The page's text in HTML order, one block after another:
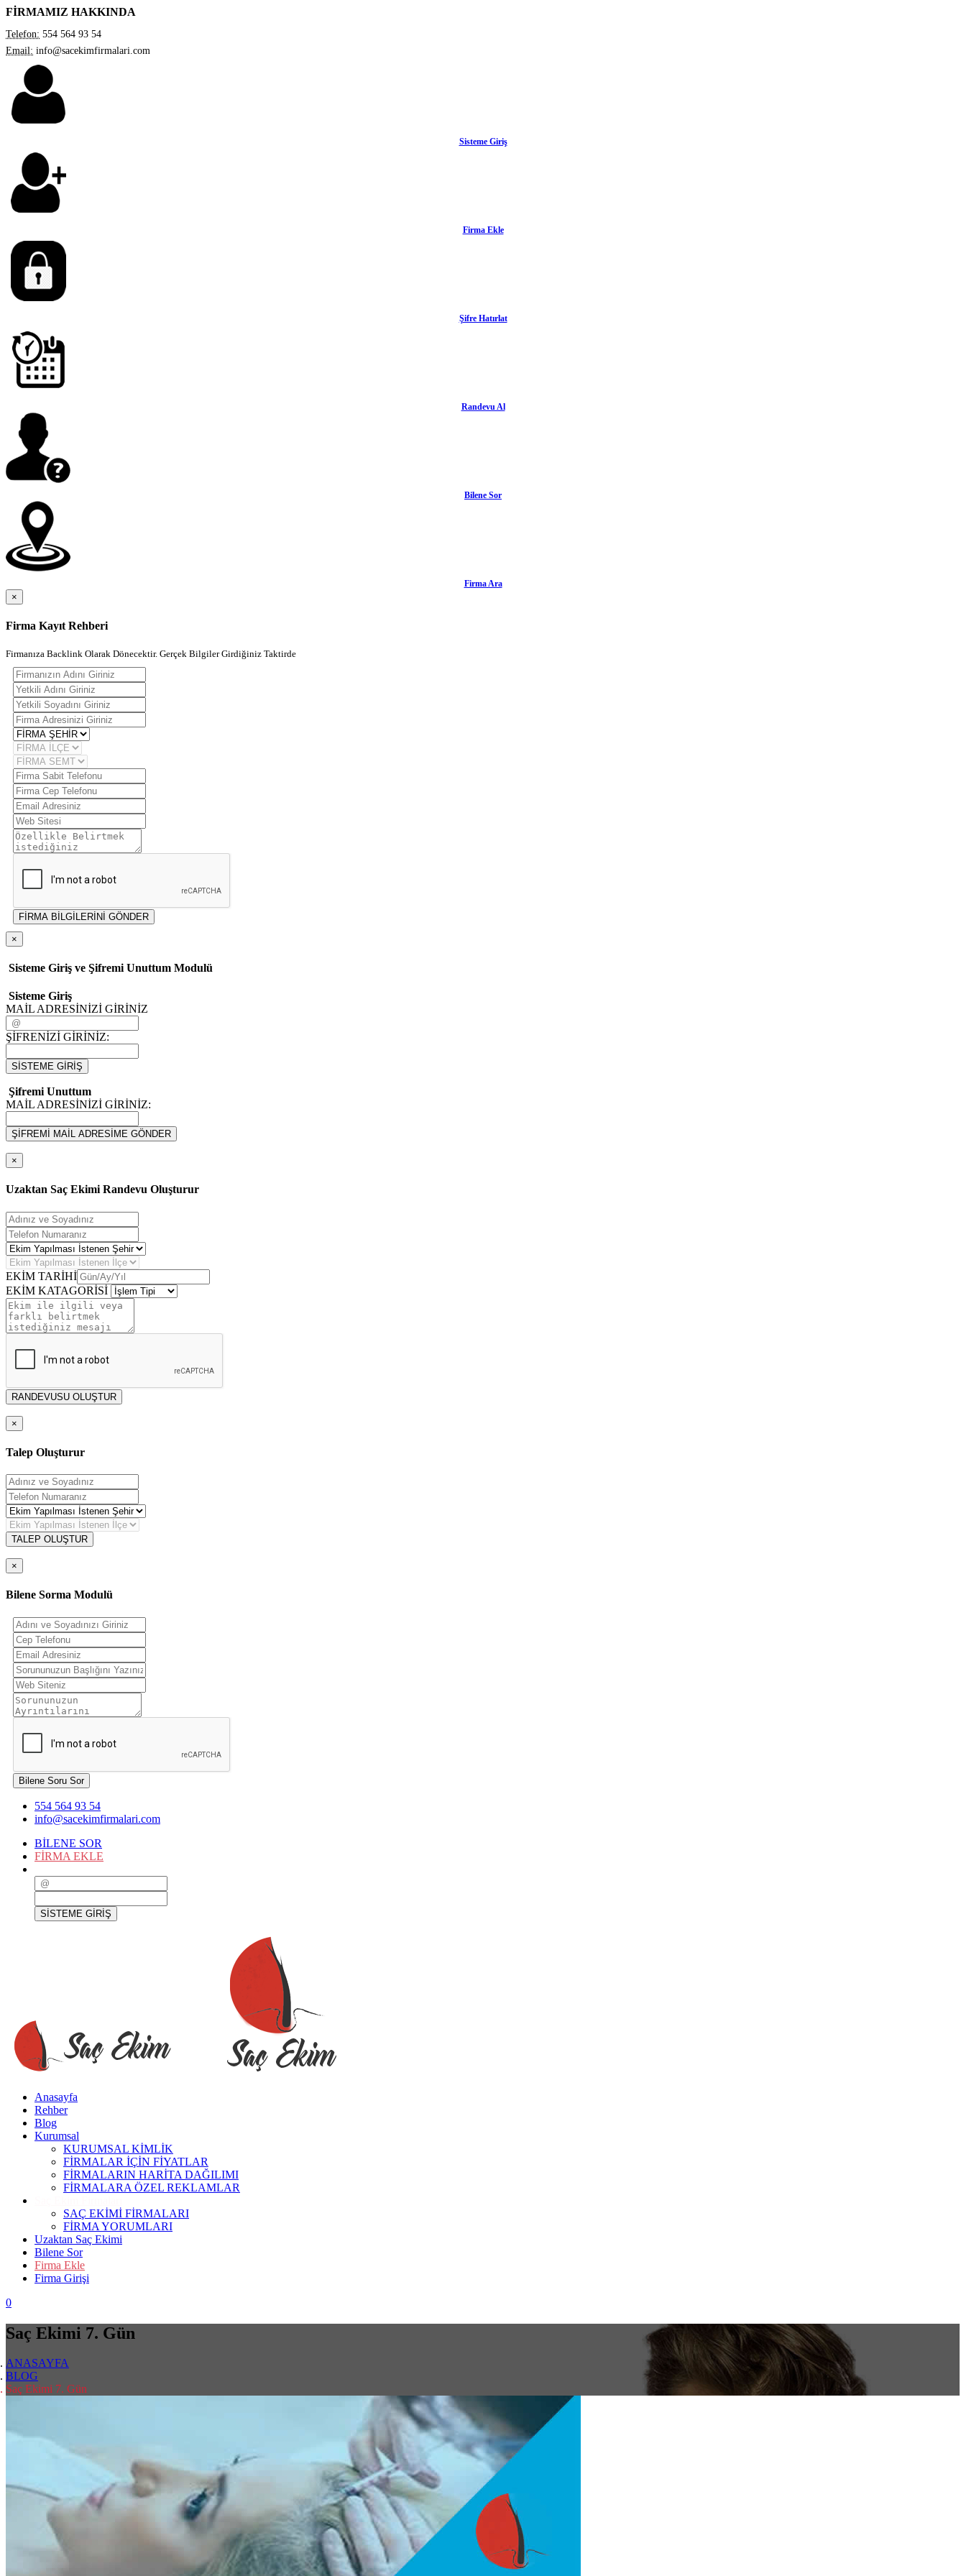
FİRMAMIZ HAKKINDA
Telefon: 554 564 93 54
Email: info@sacekimfirmalari.com
Sisteme Giriş
Firma Ekle
Şifre Hatırlat
Randevu Al
Bilene Sor
Firma Ara
×
Firma Kayıt Rehberi
Firmanıza Backlink Olarak Dönecektir. Gerçek Bilgiler Girdiğiniz Taktirde
FİRMA BİLGİLERİNİ GÖNDER
×
Sisteme Giriş ve Şifremi Unuttum Modulü
Sisteme Giriş
MAİL ADRESİNİZİ GİRİNİZ
ŞİFRENİZİ GİRİNİZ:
SİSTEME GİRİŞ
Şifremi Unuttum
MAİL ADRESİNİZİ GİRİNİZ:
ŞİFREMİ MAİL ADRESİME GÖNDER
×
Uzaktan Saç Ekimi Randevu Oluşturur
EKİM TARİHİ
EKİM KATAGORİSİ
RANDEVUSU OLUŞTUR
×
Talep Oluşturur
TALEP OLUŞTUR
×
Bilene Sorma Modulü
Bilene Soru Sor
554 564 93 54
info@sacekimfirmalari.com
BİLENE SOR
FİRMA EKLE
SİSTEME GİRİŞ
Anasayfa
Rehber
Blog
Kurumsal
KURUMSAL KİMLİK
FİRMALAR İÇİN FİYATLAR
FİRMALARIN HARİTA DAĞILIMI
FİRMALARA ÖZEL REKLAMLAR
SAÇ EKİMİ FİRMALARI
FİRMA YORUMLARI
Uzaktan Saç Ekimi
Bilene Sor
Firma Ekle
Firma Girişi
0
Saç Ekimi 7. Gün
ANASAYFA
BLOG
Saç Ekimi 7. Gün